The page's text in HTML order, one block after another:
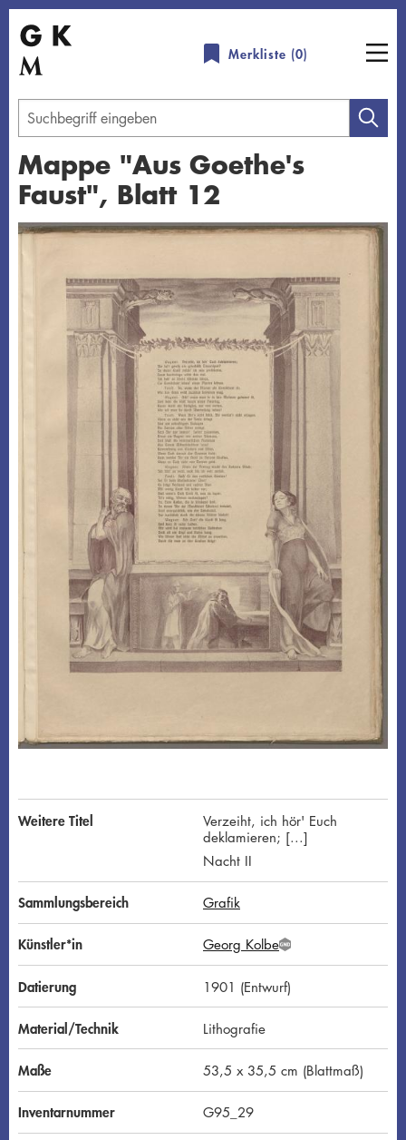
Direkt
zum
Inhalt
Merkliste (0)
Geben
Sie
einen
Suchbegriff
Mappe "Aus Goethe's
Faust", Blatt 12
Übersicht schließen
Weitere Titel
Verzeiht, ich hör' Euch
deklamieren; [...]
Nacht II
Sammlungsbereich Grafik
Künstler*in Georg KolbeG
N
D
Datierung 1901 (Entwurf)
Material/Technik Lithografie
Maße 53,5 x 35,5 cm (Blattmaß)
Inventarnummer G95_29